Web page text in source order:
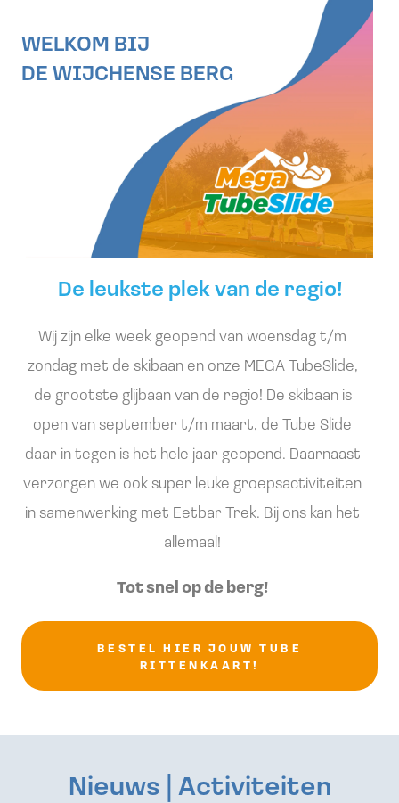
WELKOM BIJ
DE WIJCHENSE BERG
De leukste plek van de regio!
Wij zijn elke week geopend van woensdag t/m
zondag met de skibaan en onze MEGA TubeSlide,
de grootste glijbaan van de regio! De skibaan is
open van september t/m maart, de Tube Slide
daar in tegen is het hele jaar geopend. Daarnaast
verzorgen we ook super leuke groepsactiviteiten
in samenwerking met Eetbar Trek. Bij ons kan het
allemaal!
Tot snel op de berg!
BESTEL HIER JOUW TUBE
RITTENKAART!
Nieuws | Activiteiten